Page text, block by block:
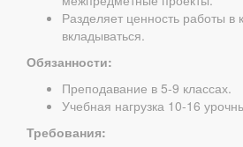
Разделяет ценность работы в
вкладываться.
Обязанности:
Преподавание в 5-9 классах.
Учебная нагрузка 10-16
Требования: